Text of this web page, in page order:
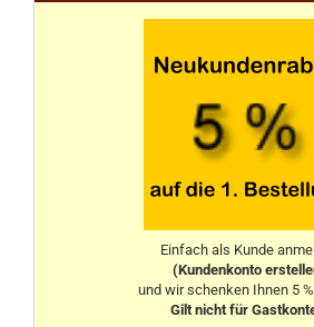
Einfach als Kunde
(Kundenkonto
und wir schenken Ihnen 5
Gilt nicht für